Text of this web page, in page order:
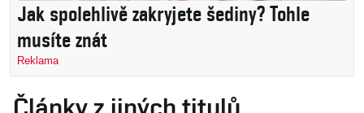
Jak spolehlivě zakryjete šediny? Tohle
musíte znát
Reklama